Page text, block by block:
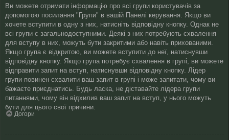
Ви можете отримати інформацію про всі групи користувачів за
допомогою посилання "Групи" в вашій Панелі керування. Якщо ви
хочете вступити в одну з них, натисніть відповідну кнопку. Однак не
всі групи є загальнодоступними. Деякі з них потребують схвалення
для вступу в них, можуть бути закритими або навіть прихованими.
Якщо група є відкритою, ви можете вступити до неї, натиснувши
відповідну кнопку. Якщо група потребує схвалення в групі, ви можете
відправити запит на вступ, натиснувши відповідну кнопку. Лідер
групи повинен схвалити ваш запит в групі і може запитати, чому ви
бажаєте приєднатись. Будь ласка, не діставайте лідера групи
питаннями, чому він відхилив ваш запит на вступ, у нього можуть
бути для цього свої причини.
Догори